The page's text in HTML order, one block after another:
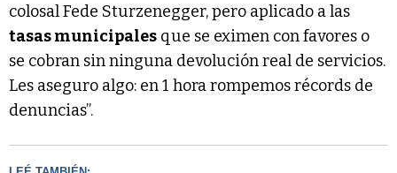
colosal Fede Sturzenegger, pero aplicado a las
tasas municipales que se eximen con favores o
se cobran sin ninguna devolución real de servicios.
Les aseguro algo: en 1 hora rompemos récords de
denuncias”.